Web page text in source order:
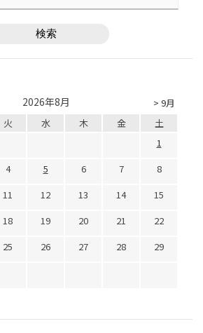
> 9月
2026年8月
火 水 木 金
土
1
4 5 6 7
8
11 12 13 14
15
18 19 20 21
22
25 26 27 28
29